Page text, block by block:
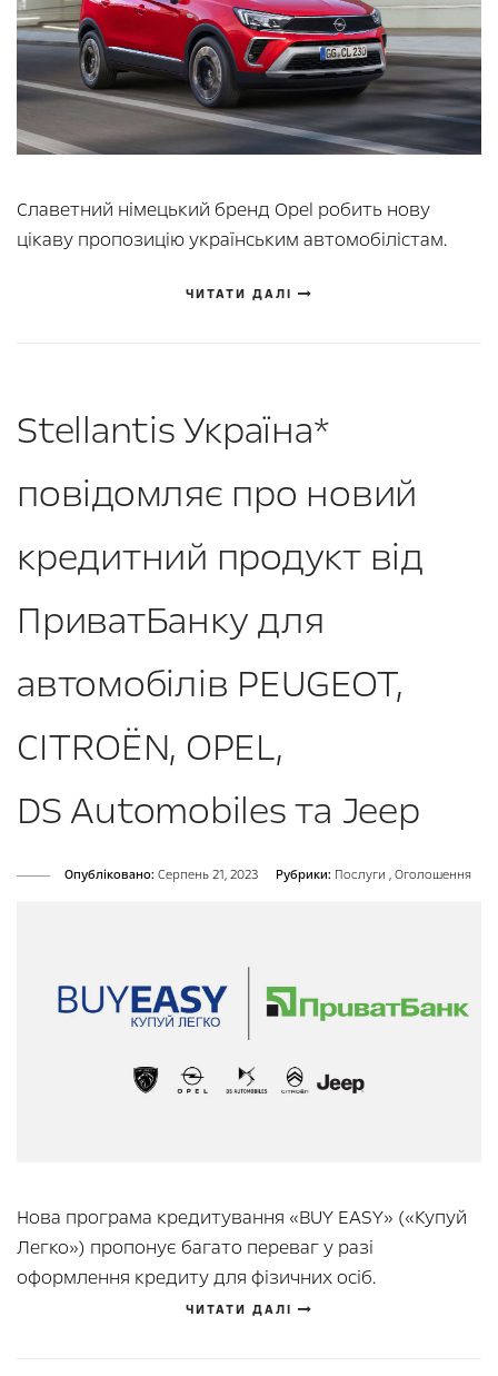
Славетний німецький бренд Opel робить нову
цікаву пропозицію українським автомобілістам.
ЧИТАТИ ДАЛІ
Stellantis Україна*
повідомляє про новий
кредитний продукт від
ПриватБанку для
автомобілів PEUGEOT,
CITROËN, OPEL,
DS Automobiles та Jeep
Опубліковано: Серпень 21, 2023 Рубрики: Послуги , Оголошення
Нова програма кредитування «BUY EASY» («Купуй
Легко») пропонує багато переваг у разі
оформлення кредиту для фізичних осіб.
ЧИТАТИ ДАЛІ